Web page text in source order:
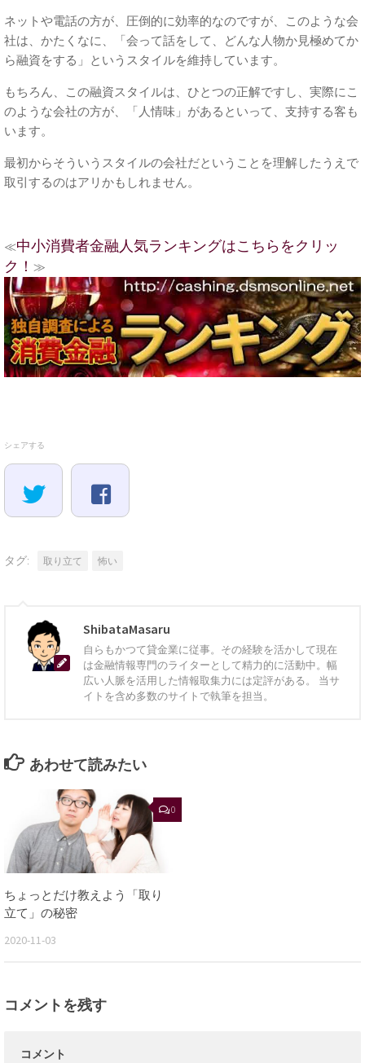
ネットや電話の方が、圧倒的に効率的なのですが、このような会
社は、かたくなに、「会って話をして、どんな人物か見極めてか
ら融資をする」というスタイルを維持しています。
もちろん、この融資スタイルは、ひとつの正解ですし、実際にこ
のような会社の方が、「人情味」があるといって、支持する客も
います。
最初からそういうスタイルの会社だということを理解したうえで
取引するのはアリかもしれません。
≪中小消費者金融人気ランキングはこちらをクリッ
ク！ ≫
シェアする
タグ: 取り立て 怖い
ShibataMasaru
自らもかつて貸金業に従事。その経験を活かして現在
は金融情報専門のライターとして精力的に活動中。幅
広い人脈を活用した情報取集力には定評がある。 当サ
イトを含め多数のサイトで執筆を担当。
あわせて読みたい
0
ちょっとだけ教えよう「取り
立て」の秘密
2020-11-03
コメントを残す
コメント